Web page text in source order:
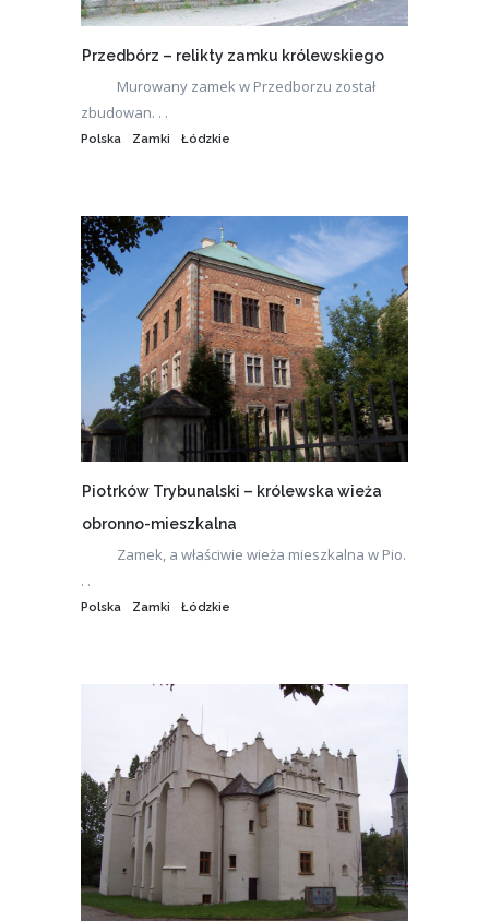
Przedbórz – relikty zamku królewskiego
Murowany zamek w Przedborzu został
zbudowan. . .
Polska Zamki Łódzkie
Piotrków Trybunalski – królewska wieża
obronno-mieszkalna
Zamek, a właściwie wieża mieszkalna w Pio.
. .
Polska Zamki Łódzkie